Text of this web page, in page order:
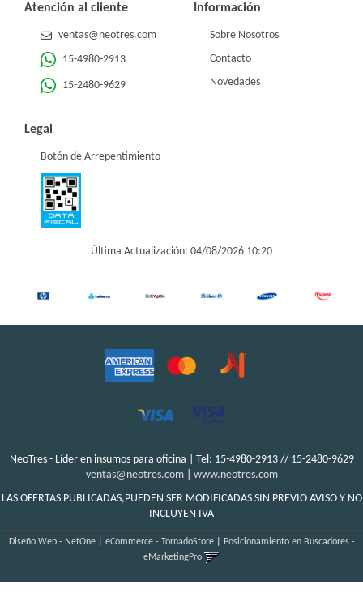
Atención al cliente
ventas@neotres.com
15-4980-2913
15-2480-9629
Información
Sobre Nosotros
Contacto
Novedades
Legal
Botón de Arrepentimiento
Última Actualización: 04/08/2026 10:20
NeoTres - Líder en insumos para oficina | Tel: 15-4980-2913 // 15-2480-9629
ventas@neotres.com| www.neotres.com
LAS OFERTAS PUBLICADAS,PUEDEN SER MODIFICADAS SIN PREVIO AVISO Y NO
INCLUYEN IVA
Diseño Web - NetOne| eCommerce - TornadoStore|
Posicionamiento en Buscadores -
eMarketingPro